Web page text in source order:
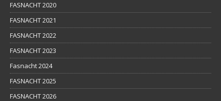
FASNACHT 2020
FASNACHT 2021
FASNACHT 2022
FASNACHT 2023
Fasnacht 2024
FASNACHT 2025
FASNACHT 2026